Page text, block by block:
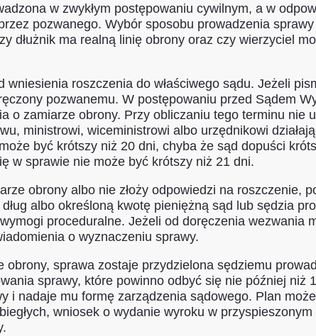
w zwykłym postępowaniu cywilnym, a w
pozwanego. Wybór sposobu prowadzenia
dłużnik ma realną linię obrony oraz czy wierzyciel
roszczenia do właściwego sądu. Jeżeli
pozwanemu. W postępowaniu przed Sądem
o zamiarze obrony. Przy obliczaniu tego terminu
ministrowi, wiceministrowi albo urzędnikowi
być krótszy niż 20 dni, chyba że sąd dopuści
w sprawie nie może być krótszy niż 21 dni.
obrony albo nie złoży odpowiedzi na roszczenie,
albo określoną kwotę pieniężną sąd lub sędzia
proceduralne. Jeżeli od doręczenia wezwania
o wyznaczeniu sprawy.
obrony, sprawa zostaje przydzielona sędziemu
sprawy, które powinno odbyć się nie później niż
i nadaje mu formę zarządzenia sądowego. Plan
wniosek o wydanie wyroku w